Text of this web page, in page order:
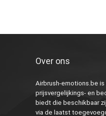
Over ons
Airbrush-emotions.be
prijsvergelijkings- en
biedt die beschikbaar
via de laatst